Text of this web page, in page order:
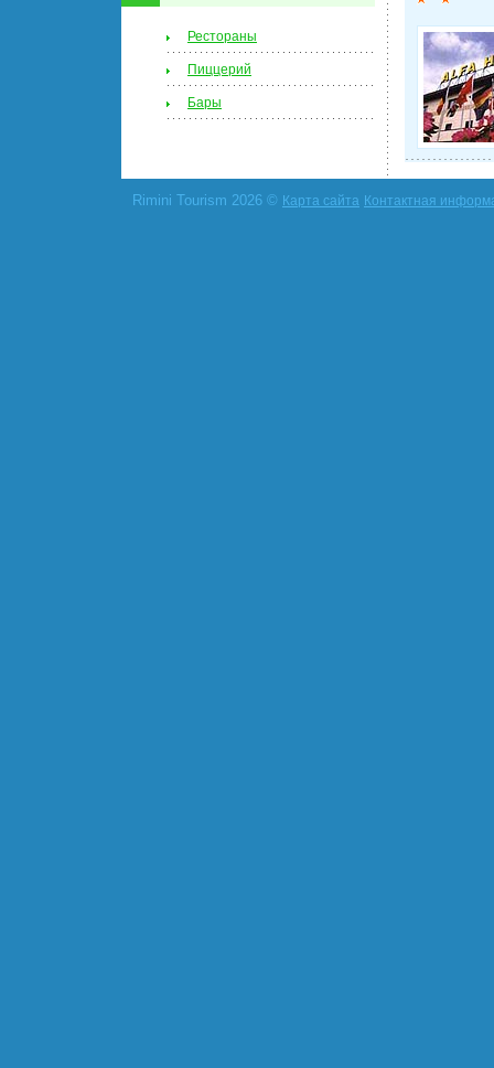
Рестораны
Пиццерий
Бары
Rimini Tourism 2026 © Карта сайта Контактная